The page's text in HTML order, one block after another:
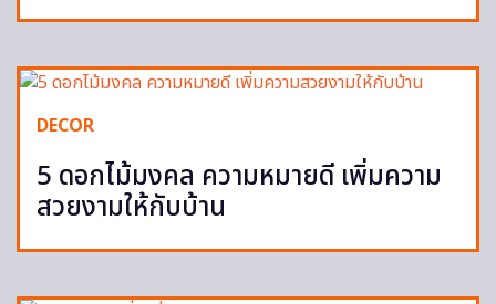
DECOR
5 ดอกไม้มงคล ความหมายดี เพิ่มความ
สวยงามให้กับบ้าน